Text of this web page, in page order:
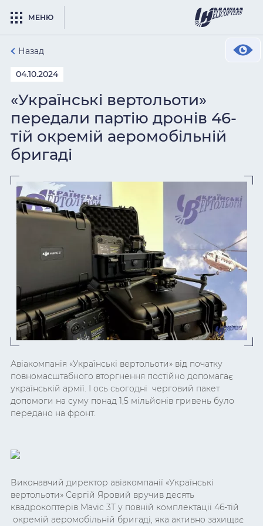
МЕНЮ
Назад
04.10.2024
«Українські вертольоти»
передали партію дронів 46-
тій окремій аеромобільній
бригаді
Авіакомпанія «Українські вертольоти» від початку
повномасштабного вторгнення постійно допомагає
українській армії. І ось сьогодні черговий пакет
допомоги на суму понад 1,5 мільйонів гривень було
передано на фронт.
Виконавчий директор авіакомпанії «Українські
вертольоти» Сергій Яровий вручив десять
квадрокоптерів Mavic 3T у повній комплектації 46-тій
окремій аеромобільній бригаді, яка активно захищає